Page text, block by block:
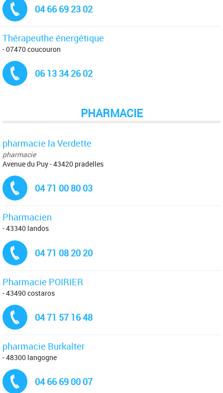
04 66 69 23 02
Thérapeuthe énergétique
- 07470 coucouron
06 13 34 26 02
PHARMACIE
pharmacie la Verdette
pharmacie
Avenue du Puy - 43420 pradelles
04 71 00 80 03
Pharmacien
- 43340 landos
04 71 08 20 20
Pharmacie POIRIER
- 43490 costaros
04 71 57 16 48
pharmacie Burkalter
- 48300 langogne
04 66 69 00 07